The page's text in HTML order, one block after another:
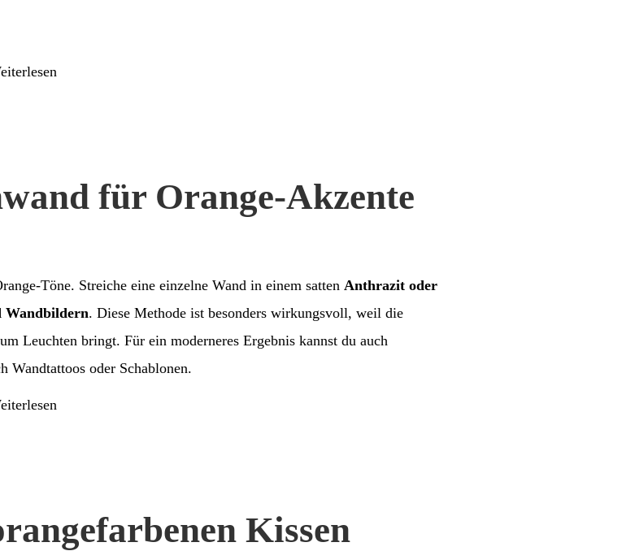
für Orange-Akzente
Töne. Streiche eine einzelne Wand in einem satten Anthrazit oder
Wandbildern. Diese Methode ist besonders wirkungsvoll, weil die
Leuchten bringt. Für ein moderneres Ergebnis kannst du auch
Wandtattoos oder Schablonen.
Kissen